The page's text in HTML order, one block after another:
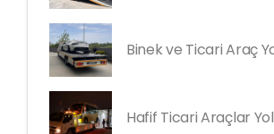
Binek ve Ticari Araç
Hafif Ticari Araçlar